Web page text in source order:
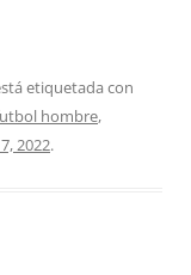
etiquetada con
hombre,
2022.